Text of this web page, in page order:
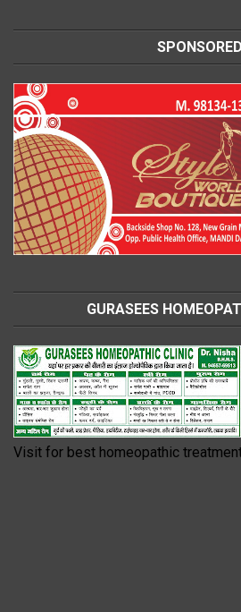
SPONSORED
GURASEES
Visit for best homeopathic